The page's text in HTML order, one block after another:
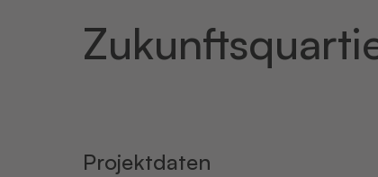
Projektdaten